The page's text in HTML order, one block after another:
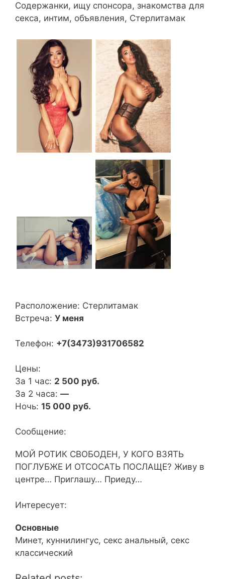
Содержанки, ищу спонсора, знакомства для
секса, интим, объявления, Стерлитамак
Расположение: Стерлитамак
Встреча: У меня
Телефон: +7(3473)931706582
Цены:
За 1 час: 2 500 руб.
За 2 часа: —
Ночь: 15 000 руб.
Сообщение:
МОЙ РОТИК СВОБОДЕН, У КОГО ВЗЯТЬ
ПОГЛУБЖЕ И ОТСОСАТЬ ПОСЛАЩЕ? Живу в
центре… Приглашу… Приеду…
Интересует:
Основные
Минет, куннилингус, секс анальный, секс
классический